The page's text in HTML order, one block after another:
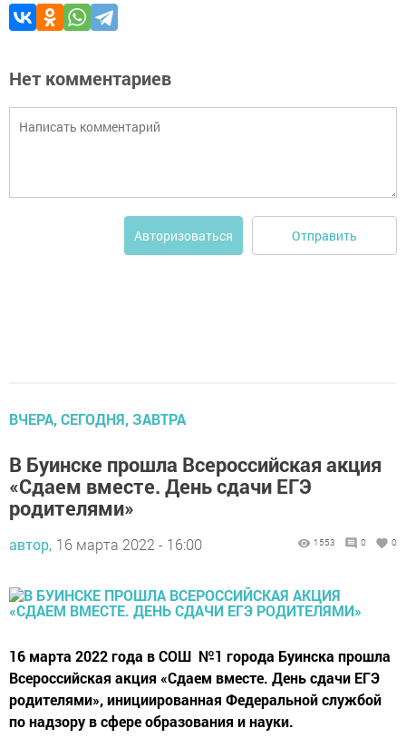
Нет комментариев
Авторизоваться Отправить
ВЧЕРА, СЕГОДНЯ, ЗАВТРА
В Буинске прошла Всероссийская акция
«Сдаем вместе. День сдачи ЕГЭ
родителями»
автор, 16 марта 2022 - 16:00 1553 0 0
16 марта 2022 года в СОШ №1 города Буинска прошла
Всероссийская акция «Сдаем вместе. День сдачи ЕГЭ
родителями», инициированная Федеральной службой
по надзору в сфере образования и науки.